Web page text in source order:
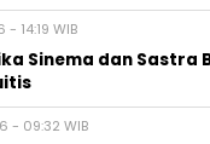
14:19 WIB
Sinema dan
- 09:32 WIB